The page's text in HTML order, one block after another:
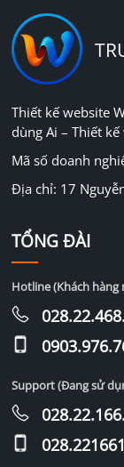
Thiết kế website
dùng Ai – Thiết
Mã số doanh
Địa chỉ: 17
TỔNG ĐÀI
Hotline (Khách hàng
Support (Đang sử